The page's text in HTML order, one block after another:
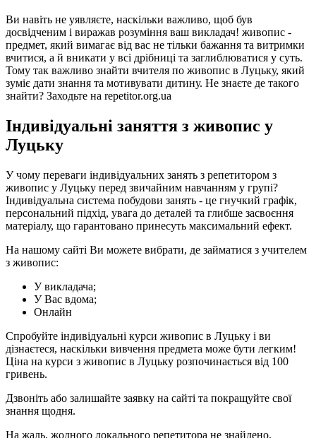
Ви навіть не уявляєте, наскільки важливо, щоб був
досвідченим і виражав розуміння ваш викладач! живопис -
предмет, який вимагає від вас не тільки бажання та витримки
вчитися, а й вникати у всі дрібниці та заглиблюватися у суть.
Тому так важливо знайти вчителя по живопис в Луцьку, який
зуміє дати знання та мотивувати дитину. Не знаєте де такого
знайти? Заходьте на repetitor.org.ua
Індивідуальні заняття з живопис у
Луцьку
У чому переваги індивідуальних занять з репетитором з
живопис у Луцьку перед звичайним навчанням у групі?
Індивідуальна система побудови занять - це гнучкий графік,
персональний підхід, увага до деталей та глибше засвоєння
матеріалу, що гарантовано принесуть максимальний ефект.
На нашому сайті Ви можете вибрати, де займатися з учителем
з живопис:
У викладача;
У Вас вдома;
Онлайн
Спробуйте індивідуальні курси живопис в Луцьку і ви
дізнаєтеся, наскільки вивчення предмета може бути легким!
Ціна на курси з живопис в Луцьку розпочинається від 100
гривень.
Дзвоніть або залишайте заявку на сайті та покращуйте свої
знання щодня.
На жаль, жодного локального репетитора не знайдено.